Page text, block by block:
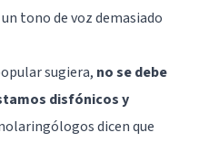
tono de voz demasiado
sugiera, no se debe
disfónicos y
dicen que